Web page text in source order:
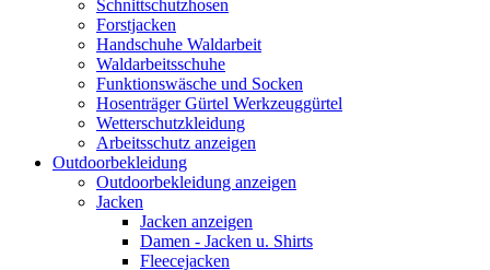
Schnittschutzhosen
Forstjacken
Handschuhe Waldarbeit
Waldarbeitsschuhe
Funktionswäsche und Socken
Hosenträger Gürtel Werkzeuggürtel
Wetterschutzkleidung
Arbeitsschutz anzeigen
Outdoorbekleidung
Outdoorbekleidung anzeigen
Jacken
Jacken anzeigen
Damen - Jacken u. Shirts
Fleecejacken